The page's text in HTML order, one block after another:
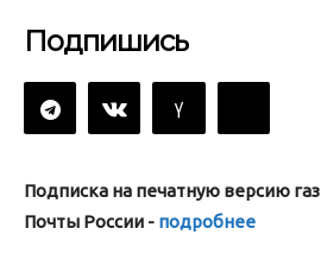
Подпишись
Подписка на печатную версию
Почты России - подробнее